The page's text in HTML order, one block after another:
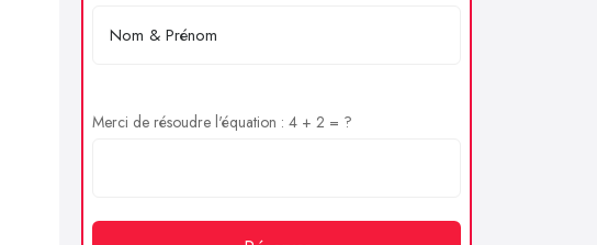
Merci de résoudre l'équation : 4 + 2 = ?